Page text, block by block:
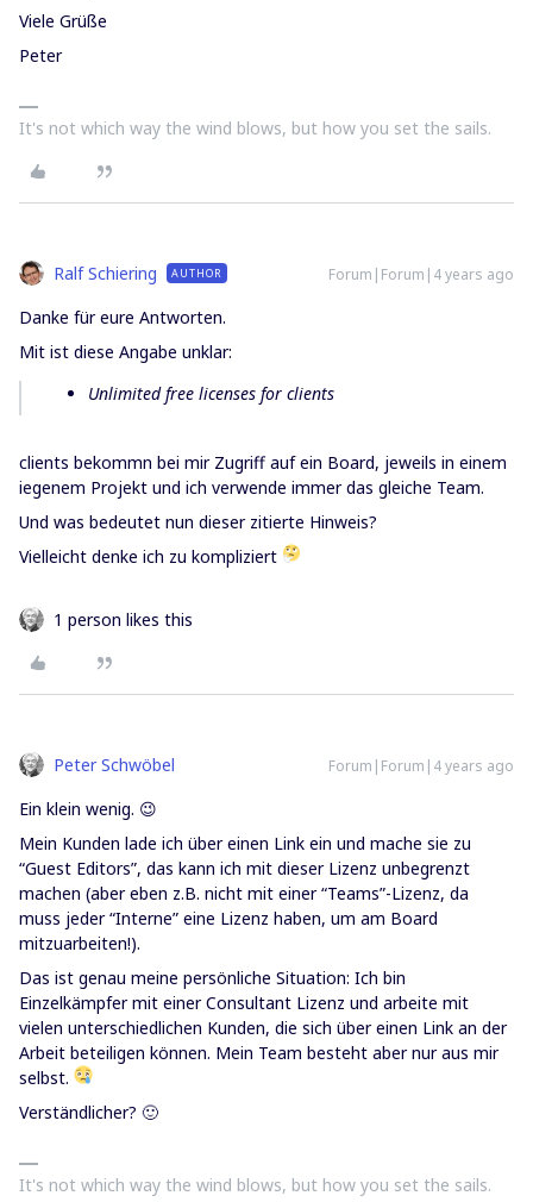
Viele Grüße
Peter
It's not which way the wind blows, but how you set the sails.
Ralf Schiering AUTHOR Forum|Forum|4 years ago
Danke für eure Antworten.
Mit ist diese Angabe unklar:
Unlimited free licenses for clients
clients bekommn bei mir Zugriff auf ein Board, jeweils in einem
iegenem Projekt und ich verwende immer das gleiche Team.
Und was bedeutet nun dieser zitierte Hinweis?
Vielleicht denke ich zu kompliziert
1 person likes this
Peter Schwöbel Forum|Forum|4 years ago
Ein klein wenig. 😉
Mein Kunden lade ich über einen Link ein und mache sie zu
“Guest Editors”, das kann ich mit dieser Lizenz unbegrenzt
machen (aber eben z.B. nicht mit einer “Teams”-Lizenz, da
muss jeder “Interne” eine Lizenz haben, um am Board
mitzuarbeiten!).
Das ist genau meine persönliche Situation: Ich bin
Einzelkämpfer mit einer Consultant Lizenz und arbeite mit
vielen unterschiedlichen Kunden, die sich über einen Link an der
Arbeit beteiligen können. Mein Team besteht aber nur aus mir
selbst.
Verständlicher? 🙂
It's not which way the wind blows, but how you set the sails.